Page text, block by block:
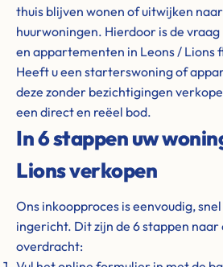
thuis blijven wonen of uitwijken
huurwoningen. Hierdoor is de
en appartementen in Leons / Lions
Heeft u een starterswoning of
deze zonder bezichtigingen
een direct en reëel bod.
In 6 stappen uw
Lions verkopen
Ons inkoopproces is eenvoudig,
ingericht. Dit zijn de 6 stappen naar
overdracht: